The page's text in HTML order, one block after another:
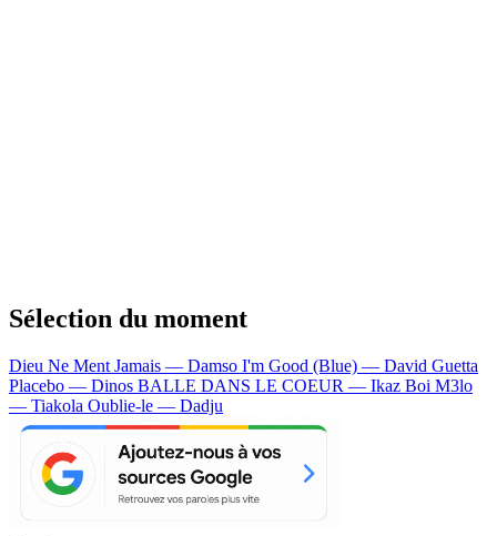
Sélection du moment
Dieu Ne Ment Jamais — Damso I'm Good (Blue) — David Guetta
Placebo — Dinos BALLE DANS LE COEUR — Ikaz Boi M3lo
— Tiakola Oublie-le — Dadju